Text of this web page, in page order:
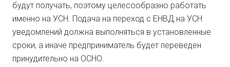
будут получать, поэтому целесообразно работать
именно на УСН. Подача на переход с ЕНВД на УСН
уведомлений должна выполняться в установленные
сроки, а иначе предприниматель будет переведен
принудительно на ОСНО.